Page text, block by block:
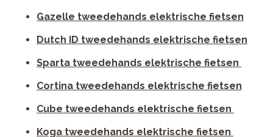
Gazelle tweedehands elektrische fietsen
Dutch ID tweedehands elektrische fietsen
Sparta tweedehands elektrische fietsen
Cortina tweedehands elektrische fietsen
Cube tweedehands elektrische fietsen
Koga tweedehands elektrische fietsen